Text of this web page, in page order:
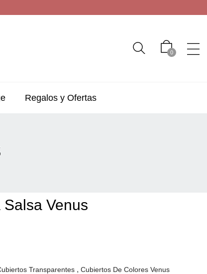
0
Regalos y Ofertas
Venus
Transparentes Cubiertos De Colores Venus